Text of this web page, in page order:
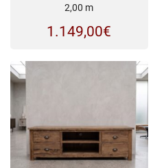
2,00 m
1.149,00€